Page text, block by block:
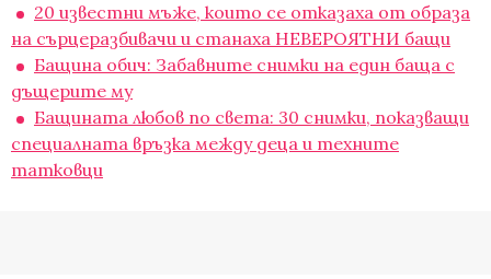
20 известни мъже, които се отказаха от образа
на сърцеразбивачи и станаха НЕВЕРОЯТНИ бащи
Бащина обич: Забавните снимки на един баща с
дъщерите му
Бащината любов по света: 30 снимки, показващи
специалната връзка между деца и техните
татковци